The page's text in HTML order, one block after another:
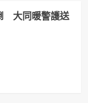
大同暖警護送